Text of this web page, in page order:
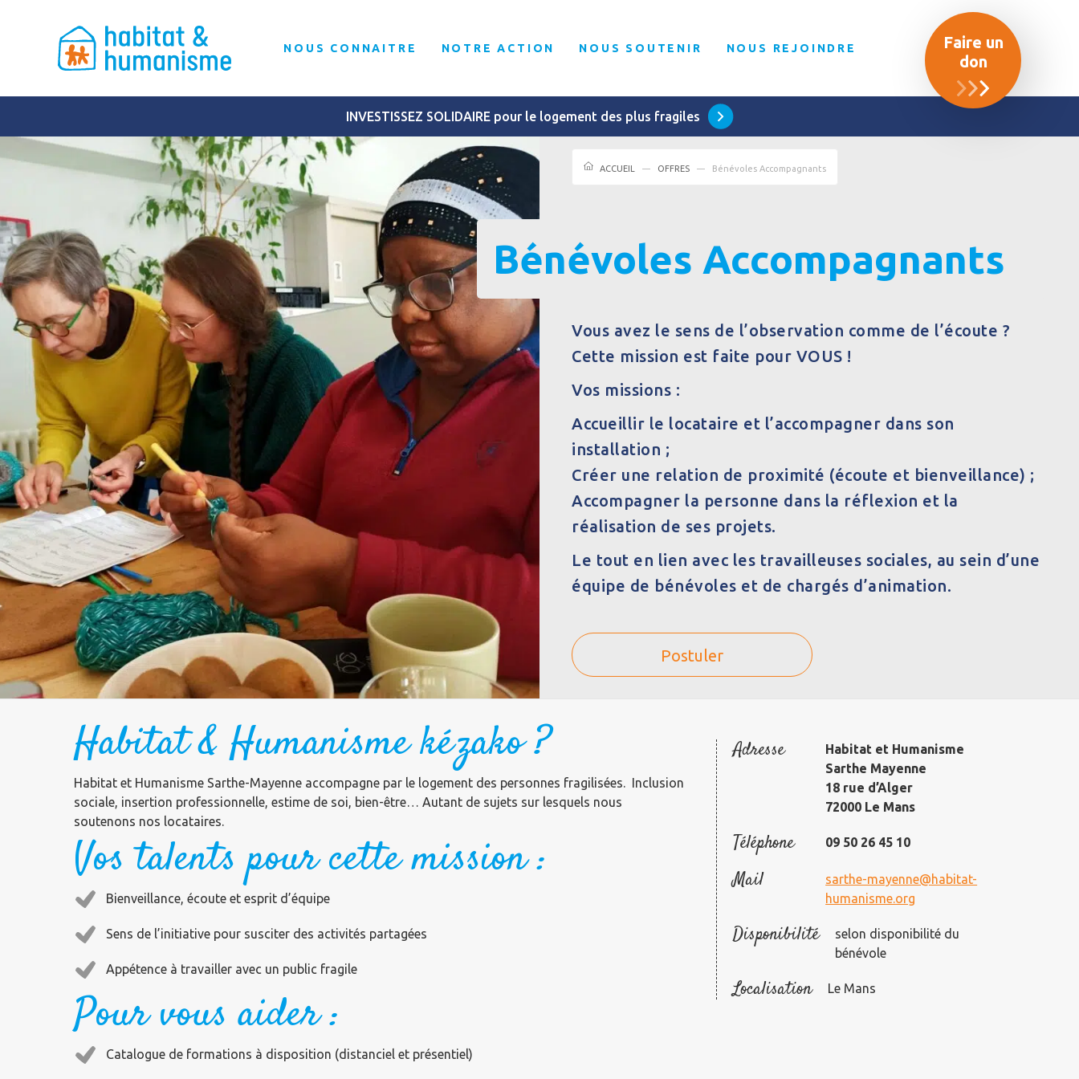
NOUS CONNAITRE NOTRE ACTION NOUS SOUTENIR NOUS REJOINDRE
Faire un
don
INVESTISSEZ SOLIDAIRE pour le logement des plus fragiles
ACCUEIL OFFRES Bénévoles Accompagnants
Bénévoles Accompagnants
Vous avez le sens de l’observation comme de l’écoute ?
Cette mission est faite pour VOUS !
Vos missions :
Accueillir le locataire et l’accompagner dans son
installation ;
Créer une relation de proximité (écoute et bienveillance) ;
Accompagner la personne dans la réflexion et la
réalisation de ses projets.
Le tout en lien avec les travailleuses sociales, au sein d’une
équipe de bénévoles et de chargés d’animation.
Postuler
Habitat & Humanisme kézako ?
Habitat et Humanisme Sarthe-Mayenne accompagne par le logement des personnes fragilisées. Inclusion
sociale, insertion professionnelle, estime de soi, bien-être… Autant de sujets sur lesquels nous
soutenons nos locataires.
Vos talents pour cette mission :
Bienveillance, écoute et esprit d’équipe
Sens de l’initiative pour susciter des activités partagées
Appétence à travailler avec un public fragile
Pour vous aider :
Catalogue de formations à disposition (distanciel et présentiel)
Adresse
Habitat et Humanisme
Sarthe Mayenne
18 rue d’Alger
72000 Le Mans
Téléphone 09 50 26 45 10
Mail
sarthe-mayenne@habitat-
humanisme.org
Disponibilité
selon disponibilité du
bénévole
Localisation Le Mans